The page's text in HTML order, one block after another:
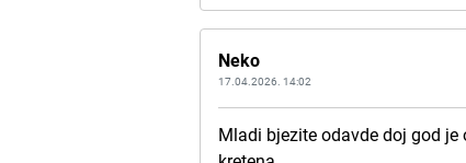
Neko
17.04.2026. 14:02
Mladi bjezite odavde doj god